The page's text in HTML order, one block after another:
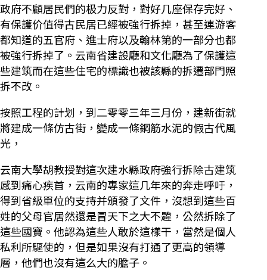
政府不顧居民們的极力反對，對好几座保存完好、
有保護价值得古民居已經被強行拆掉，甚至連游客
都知道的五官府、進士府以及翰林第的一部分也都
被強行拆掉了。云南省建設廳和文化廳為了保護這
些建筑而在這些住宅的標識也被該縣的拆遷部門照
拆不改。
按照工程的計划，到二零零三年三月份，建新街就
將建成一條仿古街，變成一條鋼筋水泥的假古代風
光，
云南大學胡教授對這次建水縣政府強行拆除古建筑
感到痛心疾首，云南的專家這几年來的奔走呼吁，
得到省級單位的支持并頒發了文件，沒想到這些百
姓的父母官居然還是冒天下之大不韙，公然拆除了
這些國寶。他認為這些人敢於這樣干，當然是個人
私利所驅使的，但是如果沒有打通了更高的領導
層，他們也沒有這么大的膽子。